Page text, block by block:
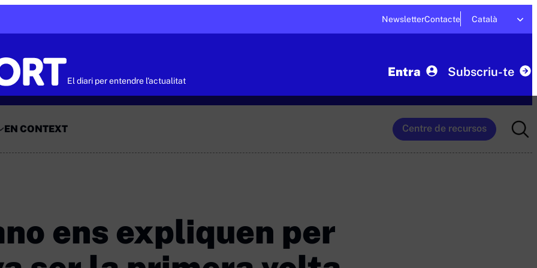
NewsletterContacte Català
El diari per entendre l'actualitat
Entra Subscriu-te
EN CONTEXT Centre de recursos
for:
ens expliquen per